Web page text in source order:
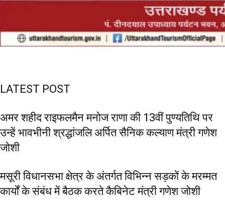
LATEST POST
अमर शहीद राइफलमैन मनोज राणा की 13वीं पुण्यतिथि पर
उन्हें भावभीनी श्रद्धांजलि अर्पित सैनिक कल्याण मंत्री गणेश
जोशी
मसूरी विधानसभा क्षेत्र के अंतर्गत विभिन्न सड़कों के मरम्मत
कार्यों के संबंध में बैठक करते कैबिनेट मंत्री गणेश जोशी